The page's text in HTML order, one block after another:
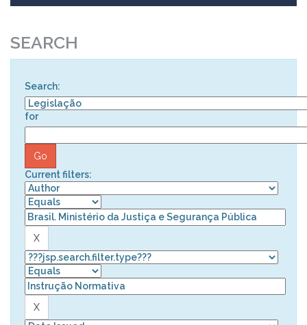
SEARCH
Search:
for
Current filters: